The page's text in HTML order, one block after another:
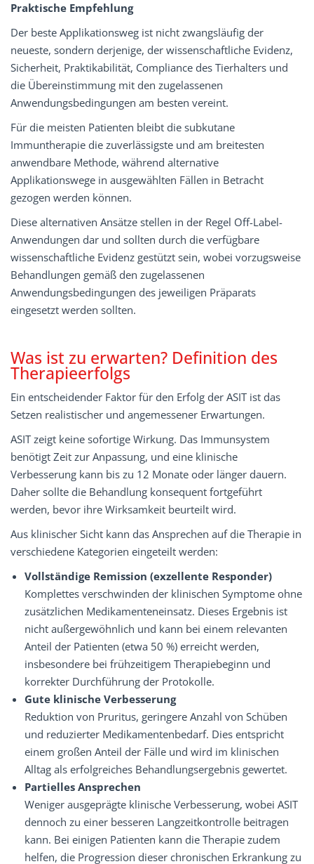
Praktische Empfehlung
Der beste Applikationsweg ist nicht zwangsläufig der
neueste, sondern derjenige, der wissenschaftliche Evidenz,
Sicherheit, Praktikabilität, Compliance des Tierhalters und
die Übereinstimmung mit den zugelassenen
Anwendungsbedingungen am besten vereint.
Für die meisten Patienten bleibt die subkutane
Immuntherapie die zuverlässigste und am breitesten
anwendbare Methode, während alternative
Applikationswege in ausgewählten Fällen in Betracht
gezogen werden können.
Diese alternativen Ansätze stellen in der Regel Off-Label-
Anwendungen dar und sollten durch die verfügbare
wissenschaftliche Evidenz gestützt sein, wobei vorzugsweise
Behandlungen gemäß den zugelassenen
Anwendungsbedingungen des jeweiligen Präparats
eingesetzt werden sollten.
Was ist zu erwarten? Definition des
Therapieerfolgs
Ein entscheidender Faktor für den Erfolg der ASIT ist das
Setzen realistischer und angemessener Erwartungen.
ASIT zeigt keine sofortige Wirkung. Das Immunsystem
benötigt Zeit zur Anpassung, und eine klinische
Verbesserung kann bis zu 12 Monate oder länger dauern.
Daher sollte die Behandlung konsequent fortgeführt
werden, bevor ihre Wirksamkeit beurteilt wird.
Aus klinischer Sicht kann das Ansprechen auf die Therapie in
verschiedene Kategorien eingeteilt werden:
Vollständige Remission (exzellente Responder)
Komplettes verschwinden der klinischen Symptome ohne
zusätzlichen Medikamenteneinsatz. Dieses Ergebnis ist
nicht außergewöhnlich und kann bei einem relevanten
Anteil der Patienten (etwa 50 %) erreicht werden,
insbesondere bei frühzeitigem Therapiebeginn und
korrekter Durchführung der Protokolle.
Gute klinische Verbesserung
Reduktion von Pruritus, geringere Anzahl von Schüben
und reduzierter Medikamentenbedarf. Dies entspricht
einem großen Anteil der Fälle und wird im klinischen
Alltag als erfolgreiches Behandlungsergebnis gewertet.
Partielles Ansprechen
Weniger ausgeprägte klinische Verbesserung, wobei ASIT
dennoch zu einer besseren Langzeitkontrolle beitragen
kann. Bei einigen Patienten kann die Therapie zudem
helfen, die Progression dieser chronischen Erkrankung zu